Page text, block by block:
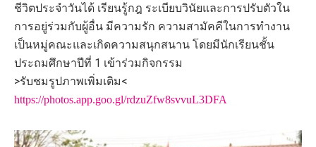
ชีวิตประจำวันได้ เรียนรู้กฎ ระเบียบวินัยและการปรับตัวใน
การอยู่ร่วมกับผู้อื่น มีความรัก ความสามัคคีในการทำงาน
เป็นหมู่คณะและเกิดความสนุกสนาน โดยมีนักเรียนชั้น
ประถมศึกษาปีที่ 1 เข้าร่วมกิจกรรม
>รับชมรูปภาพเพิ่มเติม<
https://photos.app.goo.gl/rdzuZfw8svvuL3DFA